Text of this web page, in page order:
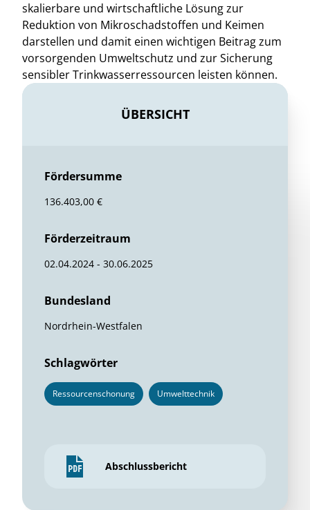
skalierbare und wirtschaftliche Lösung zur
Reduktion von Mikroschadstoffen und Keimen
darstellen und damit einen wichtigen Beitrag zum
vorsorgenden Umweltschutz und zur Sicherung
sensibler Trinkwasserressourcen leisten können.
ÜBERSICHT
Fördersumme
136.403,00 €
Förderzeitraum
02.04.2024 - 30.06.2025
Bundesland
Nordrhein-Westfalen
Schlagwörter
Ressourcenschonung Umwelttechnik
Abschlussbericht